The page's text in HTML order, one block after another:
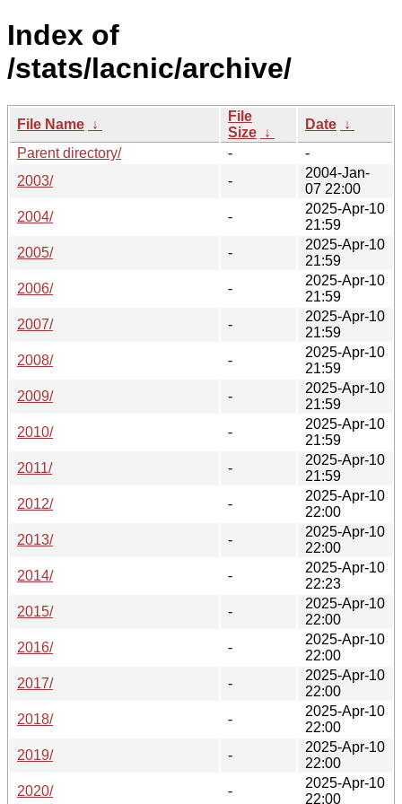
Index of
/stats/lacnic/archive/
File Name ↓
File
Size ↓
Date ↓
Parent directory/
-
-
2003/
-
2004-Jan-
07 22:00
2004/
-
2025-Apr-10
21:59
2005/
-
2025-Apr-10
21:59
2006/
-
2025-Apr-10
21:59
2007/
-
2025-Apr-10
21:59
2008/
-
2025-Apr-10
21:59
2009/
-
2025-Apr-10
21:59
2010/
-
2025-Apr-10
21:59
2011/
-
2025-Apr-10
21:59
2012/
-
2025-Apr-10
22:00
2013/
-
2025-Apr-10
22:00
2014/
-
2025-Apr-10
22:23
2015/
-
2025-Apr-10
22:00
2016/
-
2025-Apr-10
22:00
2017/
-
2025-Apr-10
22:00
2018/
-
2025-Apr-10
22:00
2019/
-
2025-Apr-10
22:00
2020/
-
2025-Apr-10
22:00